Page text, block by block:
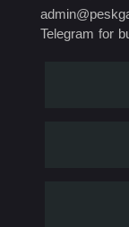
Telegram for